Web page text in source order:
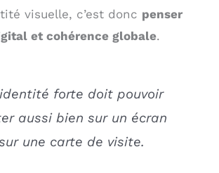
visuelle, c’est donc penser
et cohérence globale.
forte doit pouvoir
aussi bien sur un écran
une carte de visite.